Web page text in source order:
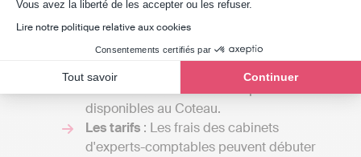
Vous avez la liberté de les accepter ou les refuser.
Lire notre politique relative aux cookies
Consentements certifiés par
Tout savoir Continuer
professionnels, vous aurez l'opportunité de
recevoir différents devis et de comparer
les coûts par rapport aux services offerts.
Cela vous donnera également une vue
d'ensemble des différentes prestations
disponibles au Coteau.
Les tarifs : Les frais des cabinets
d'experts-comptables peuvent débuter